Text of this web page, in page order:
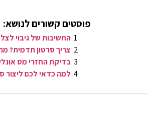
פוסטים קשורים לנושא:
החשיבות של גיבוי
צריך סרטון תדמית?
בדיקת החזרי מס
למה כדאי לכם